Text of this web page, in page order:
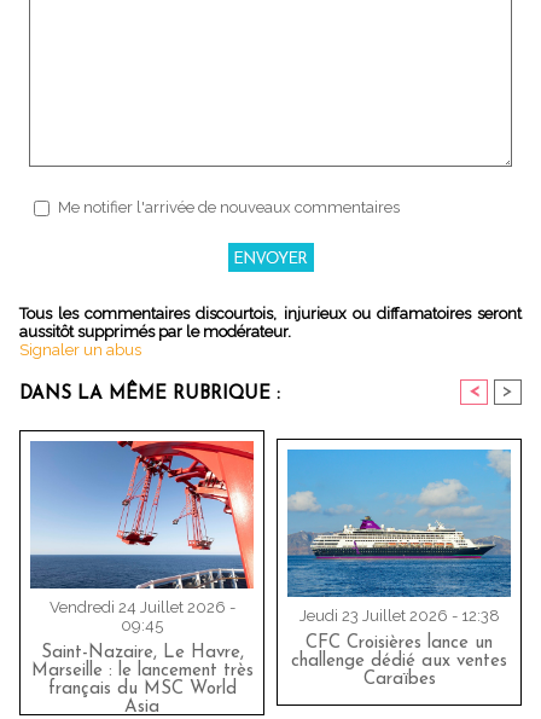
Me notifier l'arrivée de nouveaux commentaires
Tous les commentaires discourtois, injurieux ou diffamatoires seront
aussitôt supprimés par le modérateur.
Signaler un abus
DANS LA MÊME RUBRIQUE : < >
Vendredi 24 Juillet 2026 -
09:45
Saint-Nazaire, Le Havre,
Marseille : le lancement très
français du MSC World
Asia
Jeudi 23 Juillet 2026 - 12:38
CFC Croisières lance un
challenge dédié aux ventes
Caraïbes